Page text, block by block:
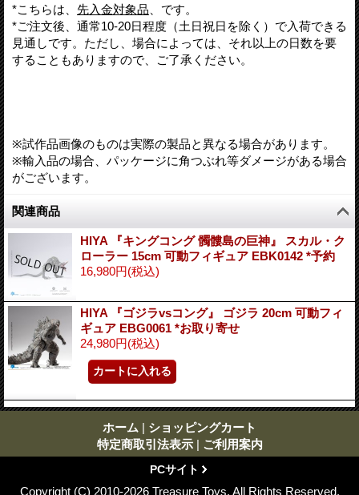
*こちらは、 先入金対象品 、です。
*ご注文後、通常10-20日程度（土日祝日を除く）で入荷できる
見通しです。ただし、場合によっては、それ以上の日数を要
することもありますので、ご了承ください。
※試作品画像のものは実際の製品と異なる場合があります。
※輸入品の場合、パッケージに角つぶれ等ダメージがある場合
がございます。
関連商品
HIYA 『キングコング 髑髏島の巨神』 スカル・ク
ローラー 15cm 可動フィギュア EBK0142 *予約
16,980円(税込)
HIYA 『ゴジラvsコング』 ゴジラ 20cm 可動フィ
ギュア EBG0061 *お取り寄せ
24,980円(税込)
ホーム | ショッピングカート
特定商取引法表示 | ご利用案内
PCサイト
Copyright (C) 2010-2026 Treasure Toys. All Rights Reserved.